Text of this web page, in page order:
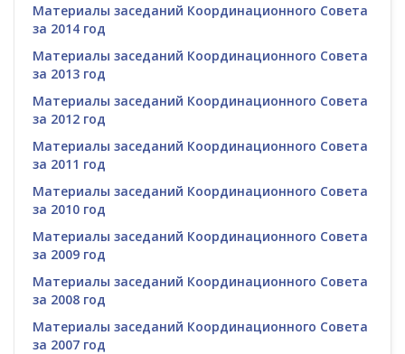
Материалы заседаний Координационного Совета
за 2014 год
Материалы заседаний Координационного Совета
за 2013 год
Материалы заседаний Координационного Совета
за 2012 год
Материалы заседаний Координационного Совета
за 2011 год
Материалы заседаний Координационного Совета
за 2010 год
Материалы заседаний Координационного Совета
за 2009 год
Материалы заседаний Координационного Совета
за 2008 год
Материалы заседаний Координационного Совета
за 2007 год